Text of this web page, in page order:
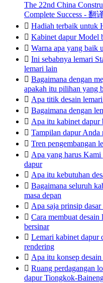
The 22nd China
Complete Success - 翻
 Hadiah terbaik untuk
 Kabinet dapur Model
 Warna apa yang baik
 Ini sebabnya lemari
lemari lain
 Bagaimana dengan
apakah itu pilihan yang
 Apa titik desain
 Bagaimana dengan
 Apa itu kabinet dapur
 Tampilan dapur Anda
 Tren pengembangan
 Apa yang harus
dapur
 Apa itu kebutuhan
 Bagaimana seluruh
masa depan
 Apa saja prinsip
 Cara membuat
bersinar
 Lemari kabinet dapur
rendering
 Apa itu konsep
 Ruang perdagangan
dapur Tiongkok-